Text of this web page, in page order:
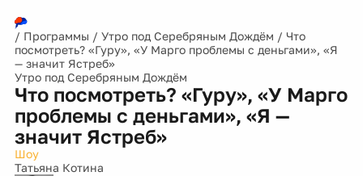
/ Программы / Утро под Серебряным Дождём / Что
посмотреть? «Гуру», «У Марго проблемы с деньгами», «Я
— значит Ястреб»
Утро под Серебряным Дождём
Что посмотреть? «Гуру», «У Марго
проблемы с деньгами», «Я —
значит Ястреб»
Шоу
Татьяна Котина